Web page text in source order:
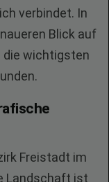
verbindet. In
Blick auf
die wichtigsten
Freistadt im
Landschaft ist